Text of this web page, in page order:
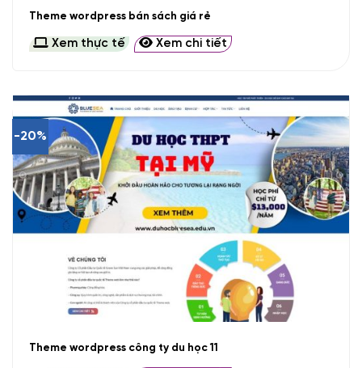
Theme wordpress bán sách giá rẻ
Xem thực tế Xem chi tiết
-20%
Theme wordpress công ty du học 11